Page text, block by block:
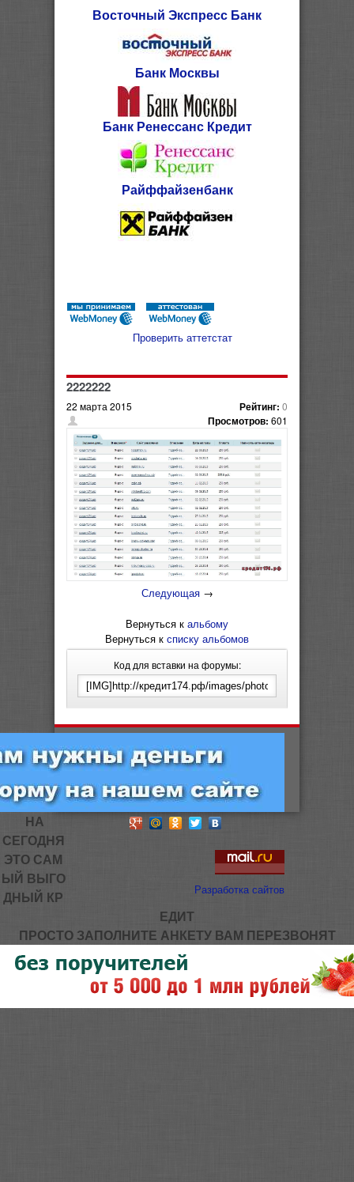
Восточный Экспресс Банк
Банк Москвы
Банк Ренессанс Кредит
Райффайзенбанк
Проверить аттетстат
2222222
22 марта 2015 Рейтинг: 0
Просмотров: 601
Следующая→
Вернуться к альбому
Вернуться к списку альбомов
Код для вставки на форумы:
Разработка сайтов
НА
СЕГОДНЯ
ЭТО САМ
ЫЙ ВЫГО
ДНЫЙ КР
ЕДИТ
ПРОСТО ЗАПОЛНИТЕ АНКЕТУ ВАМ ПЕРЕЗВОНЯТ